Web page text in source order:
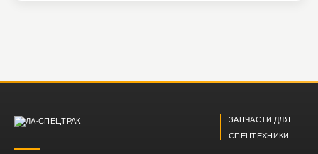
ЗАПЧАСТИ ДЛЯ
СПЕЦТЕХНИКИ